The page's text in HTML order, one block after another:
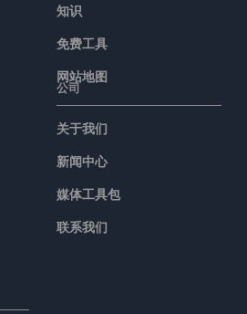
知识
免费工具
网站地图
公司
关于我们
新闻中心
媒体工具包
联系我们